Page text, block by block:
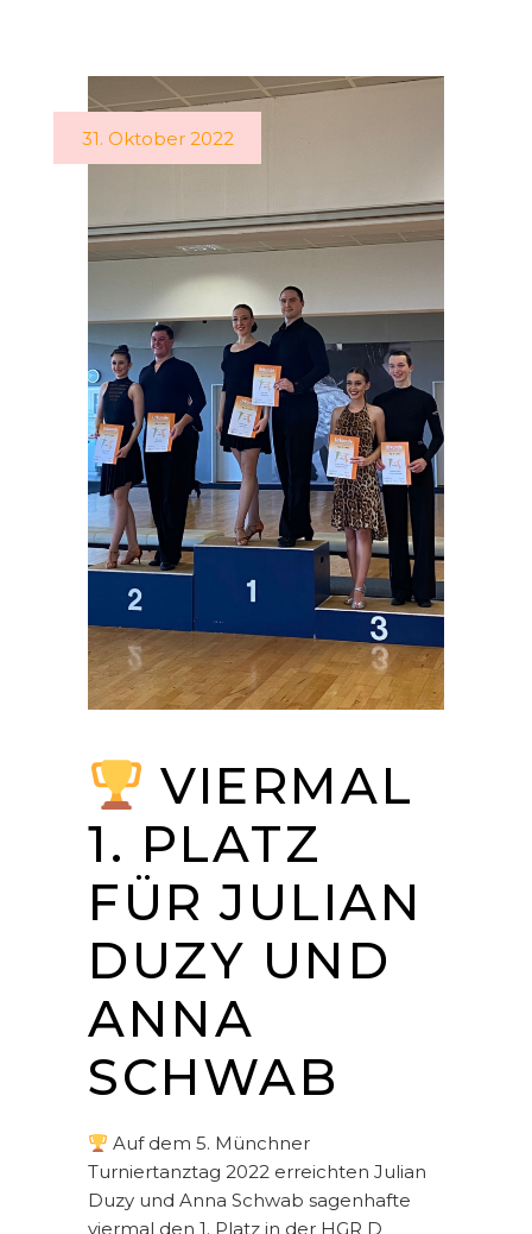
31. Oktober 2022
VIERMAL
1. PLATZ
FÜR JULIAN
DUZY UND
ANNA
SCHWAB
Auf dem 5. Münchner
Turniertanztag 2022 erreichten Julian
Duzy und Anna Schwab sagenhafte
viermal den 1. Platz in der HGR D